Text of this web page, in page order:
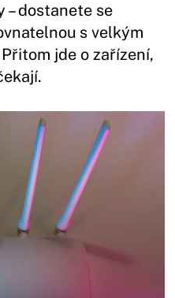
– dostanete se
s velkým
jde o zařízení,